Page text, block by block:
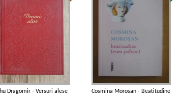
Dragomir - Versuri alese Cosmina Morosan - Beatitudine